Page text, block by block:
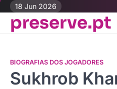
Skip
content
18 Jun 2026
preserve.pt
BIOGRAFIAS DOS JOGADORES
Sukhrob